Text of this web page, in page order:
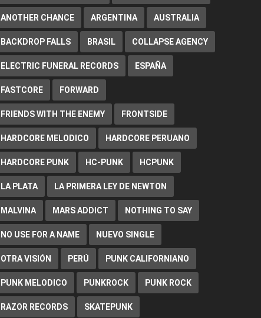
ANOTHER CHANCE ARGENTINA AUSTRALIA
BACKDROP FALLS BRASIL COLLAPSE AGENCY
ELECTRIC FUNERAL RECORDS ESPAÑA
FASTCORE FORWARD
FRIENDS WITH THE ENEMY FRONTSIDE
HARDCORE MELODICO HARDCORE PERUANO
HARDCORE PUNK HC-PUNK HCPUNK
LA PLATA LA PRIMERA LEY DE NEWTON
MALVINA MARS ADDICT NOTHING TO SAY
NO USE FOR A NAME NUEVO SINGLE
OTRA VISIÓN PERÚ PUNK CALIFORNIANO
PUNK MELODICO PUNKROCK PUNK ROCK
RAZOR RECORDS SKATEPUNK